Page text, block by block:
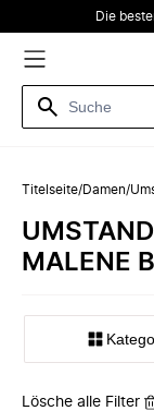
Die
Titelseite/Damen/
MALENE
Lösche alle Filter